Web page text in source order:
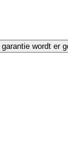
garantie wordt er